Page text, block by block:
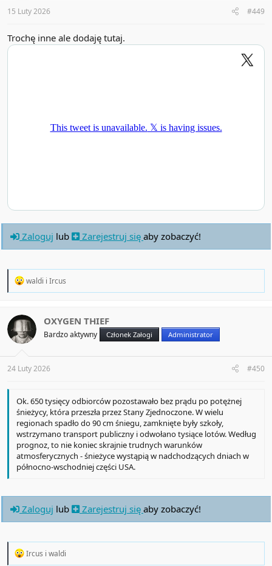
:
15 Luty 2026 #449
Trochę inne ale dodaję tutaj.
Zaloguj lub Zarejestruj się aby zobaczyć!
R
t
i
o
s
:
waldi i Ircus
OXYGEN THIEF
Bardzo aktywny Członek Załogi Administrator
24 Luty 2026 #450
Ok. 650 tysięcy odbiorców pozostawało bez prądu po potężnej
śnieżycy, która przeszła przez Stany Zjednoczone. W wielu
regionach spadło do 90 cm śniegu, zamknięte były szkoły,
wstrzymano transport publiczny i odwołano tysiące lotów. Według
prognoz, to nie koniec skrajnie trudnych warunków
atmosferycznych - śnieżyce wystąpią w nadchodzących dniach w
północno-wschodniej części USA.
Zaloguj lub Zarejestruj się aby zobaczyć!
R
Ircus i waldi